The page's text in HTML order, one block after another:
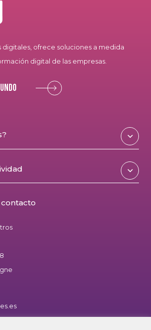
digitales, ofrece soluciones a medida
digital de las empresas.